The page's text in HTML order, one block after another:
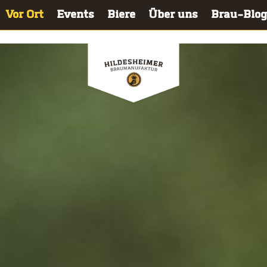
Vor Ort Events Bie­re Über uns Brau-Blog